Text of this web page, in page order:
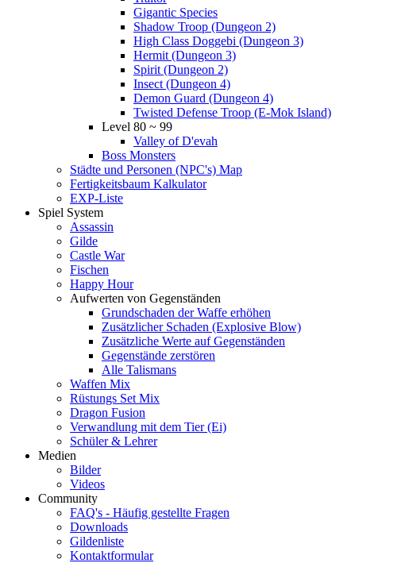
Gigantic Species
Shadow Troop (Dungeon 2)
High Class Doggebi (Dungeon 3)
Hermit (Dungeon 3)
Spirit (Dungeon 2)
Insect (Dungeon 4)
Demon Guard (Dungeon 4)
Twisted Defense Troop (E-Mok Island)
Level 80 ~ 99
Valley of D'evah
Boss Monsters
Städte und Personen (NPC's) Map
Fertigkeitsbaum Kalkulator
EXP-Liste
Spiel System
Assassin
Gilde
Castle War
Fischen
Happy Hour
Aufwerten von Gegenständen
Grundschaden der Waffe erhöhen
Zusätzlicher Schaden (Explosive Blow)
Zusätzliche Werte auf Gegenständen
Gegenstände zerstören
Alle Talismans
Waffen Mix
Rüstungs Set Mix
Dragon Fusion
Verwandlung mit dem Tier (Ei)
Schüler & Lehrer
Medien
Bilder
Videos
Community
FAQ's - Häufig gestellte Fragen
Downloads
Gildenliste
Kontaktformular